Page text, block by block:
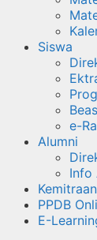
Siswa
e-
Alumni
Info
Kemitraan
PPDB
E-